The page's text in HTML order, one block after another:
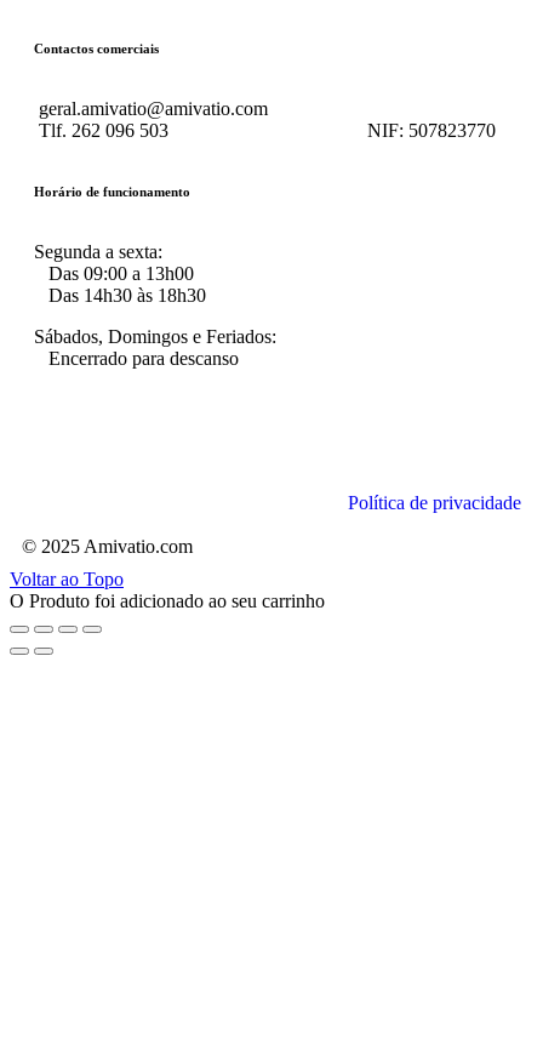
Contactos comerciais
geral.amivatio@amivatio.com
Tlf. 262 096 503 NIF: 507823770
Horário de funcionamento
Segunda a sexta:
Das 09:00 a 13h00
Das 14h30 às 18h30
Sábados, Domingos e Feriados:
Encerrado para descanso
Política de privacidade
© 2025 Amivatio.com
Voltar ao Topo
O Produto foi adicionado ao seu carrinho